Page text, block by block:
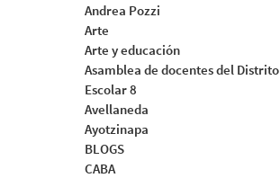
Andrea Pozzi
Arte
Arte y educación
Asamblea de docentes del Distrito
Escolar 8
Avellaneda
Ayotzinapa
BLOGS
CABA